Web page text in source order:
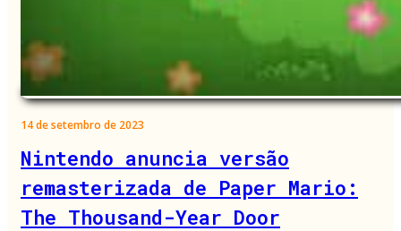
14 de setembro de 2023
Nintendo anuncia versão
remasterizada de Paper Mario:
The Thousand-Year Door